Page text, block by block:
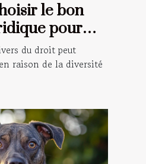
le bon
pour
?du droit peut
raison de la diversité